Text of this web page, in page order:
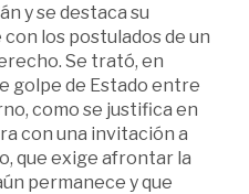
y se destaca su
los postulados de un
Se trató, en
golpe de Estado entre
como se justifica en
con una invitación a
que exige afrontar la
permanece y que